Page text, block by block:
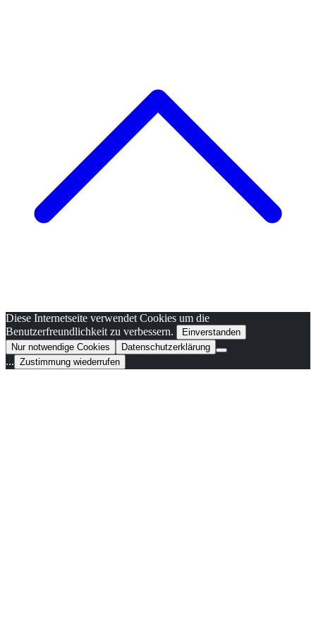
Diese Internetseite verwendet Cookies um die
Benutzerfreundlichkeit zu verbessern.
Einverstanden
Nur notwendige Cookies
Datenschutzerklärung
... Zustimmung wiederrufen